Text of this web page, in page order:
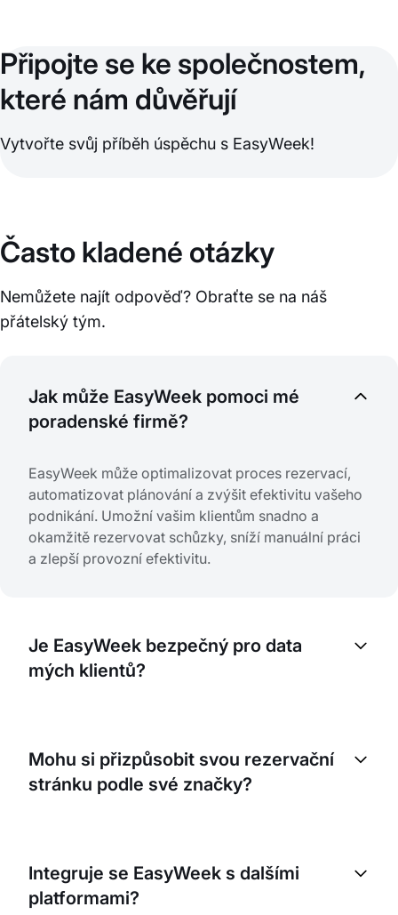
Připojte se ke společnostem,
které nám důvěřují
Vytvořte svůj příběh úspěchu s EasyWeek!
Často kladené otázky
Nemůžete najít odpověď? Obraťte se na náš
přátelský tým.
Jak může EasyWeek pomoci mé
poradenské firmě?
EasyWeek může optimalizovat proces rezervací,
automatizovat plánování a zvýšit efektivitu vašeho
podnikání. Umožní vašim klientům snadno a
okamžitě rezervovat schůzky, sníží manuální práci
a zlepší provozní efektivitu.
Je EasyWeek bezpečný pro data
mých klientů?
bezpečí a důvěrná. Respektujeme soukromí našich
uživatelů a klademe na něj důraz.
Mohu si přizpůsobit svou rezervační
stránku podle své značky?
značky. Můžete přidat své logo, údaje o firmě a
zvolit barvy, které ladí s vaší značkou.
Integruje se EasyWeek s dalšími
platformami?